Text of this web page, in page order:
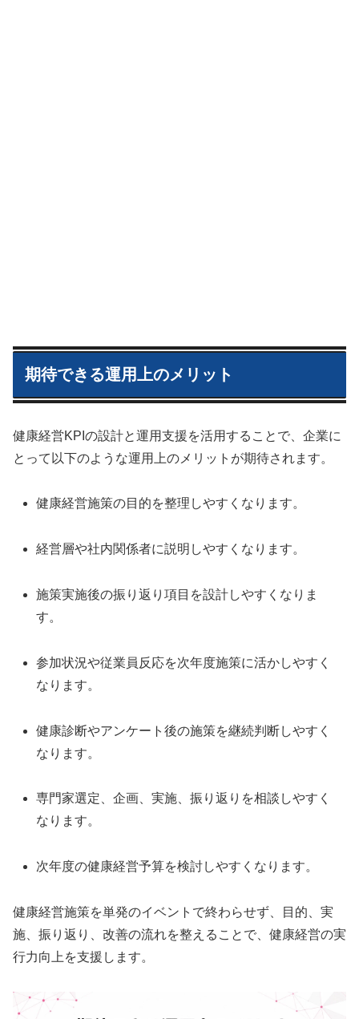
期待できる運用上のメリット
健康経営KPIの設計と運用支援を活用することで、企業に
とって以下のような運用上のメリットが期待されます。
健康経営施策の目的を整理しやすくなります。
経営層や社内関係者に説明しやすくなります。
施策実施後の振り返り項目を設計しやすくなりま
す。
参加状況や従業員反応を次年度施策に活かしやすく
なります。
健康診断やアンケート後の施策を継続判断しやすく
なります。
専門家選定、企画、実施、振り返りを相談しやすく
なります。
次年度の健康経営予算を検討しやすくなります。
健康経営施策を単発のイベントで終わらせず、目的、実
施、振り返り、改善の流れを整えることで、健康経営の実
行力向上を支援します。